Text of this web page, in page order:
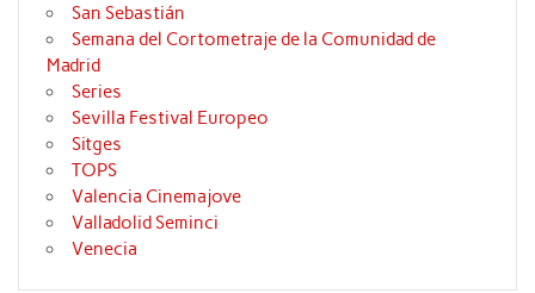
San Sebastián
Semana del Cortometraje de la Comunidad de
Madrid
Series
Sevilla Festival Europeo
Sitges
TOPS
Valencia Cinemajove
Valladolid Seminci
Venecia